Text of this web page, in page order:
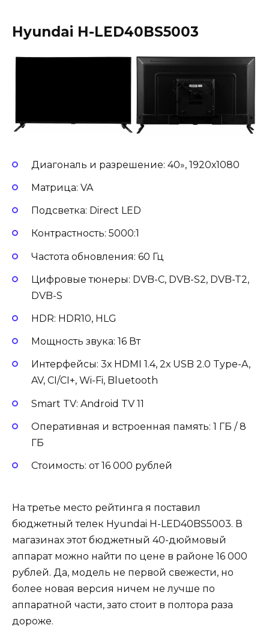
Hyundai H-LED40BS5003
Диагональ и разрешение: 40», 1920х1080
Матрица: VA
Подсветка: Direct LED
Контрастность: 5000:1
Частота обновления: 60 Гц
Цифровые тюнеры: DVB-C, DVB-S2, DVB-T2,
DVB-S
HDR: HDR10, HLG
Мощность звука: 16 Вт
Интерфейсы: 3х HDMI 1.4, 2х USB 2.0 Type-A,
AV, CI/CI+, Wi-Fi, Bluetooth
Smart TV: Android TV 11
Оперативная и встроенная память: 1 ГБ / 8
ГБ
Стоимость: от 16 000 рублей
На третье место рейтинга я поставил
бюджетный телек Hyundai H-LED40BS5003. В
магазинах этот бюджетный 40-дюймовый
аппарат можно найти по цене в районе 16 000
рублей. Да, модель не первой свежести, но
более новая версия ничем не лучше по
аппаратной части, зато стоит в полтора раза
дороже.